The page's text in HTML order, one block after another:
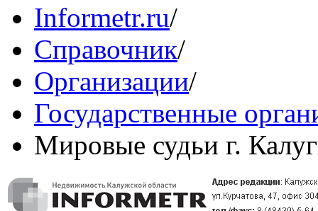
Informetr.ru/
Справочник/
Организации/
Государственные
Мировые судьи г.